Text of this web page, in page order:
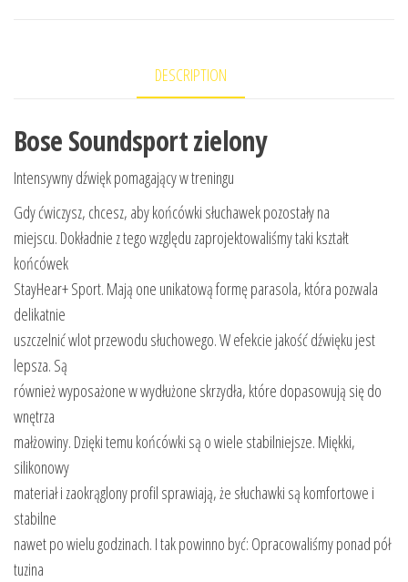
DESCRIPTION
Bose Soundsport zielony
Intensywny dźwięk pomagający w treningu
Gdy ćwiczysz, chcesz, aby końcówki słuchawek pozostały na
miejscu. Dokładnie z tego względu zaprojektowaliśmy taki kształt
końcówek
StayHear+ Sport. Mają one unikatową formę parasola, która pozwala
delikatnie
uszczelnić wlot przewodu słuchowego. W efekcie jakość dźwięku jest
lepsza. Są
również wyposażone w wydłużone skrzydła, które dopasowują się do
wnętrza
małżowiny. Dzięki temu końcówki są o wiele stabilniejsze. Miękki,
silikonowy
materiał i zaokrąglony profil sprawiają, że słuchawki są komfortowe i
stabilne
nawet po wielu godzinach. I tak powinno być: Opracowaliśmy ponad pół
tuzina